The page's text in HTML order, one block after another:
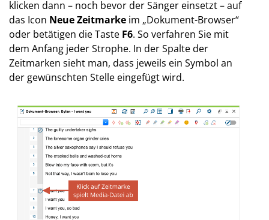
klicken dann – noch bevor der Sänger einsetzt – auf
das Icon Neue Zeitmarke im „Dokument-Browser“
oder betätigen die Taste F6. So verfahren Sie mit
dem Anfang jeder Strophe. In der Spalte der
Zeitmarken sieht man, dass jeweils ein Symbol an
der gewünschten Stelle eingefügt wird.